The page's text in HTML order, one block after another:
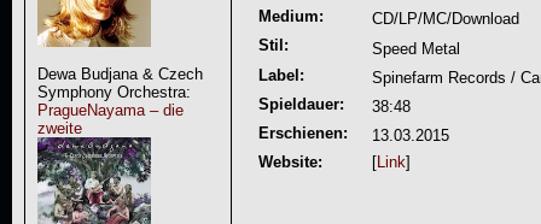
Dewa Budjana & Czech
Symphony Orchestra:
PragueNayama – die
zweite
Medium:
CD/LP/MC/Download
Stil:
Speed Metal
Label:
Spinefarm Records /
Spieldauer:
38:48
Erschienen:
13.03.2015
Website:
[Link]